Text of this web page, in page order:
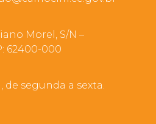
Morel, S/N –
62400-000
de segunda a sexta.